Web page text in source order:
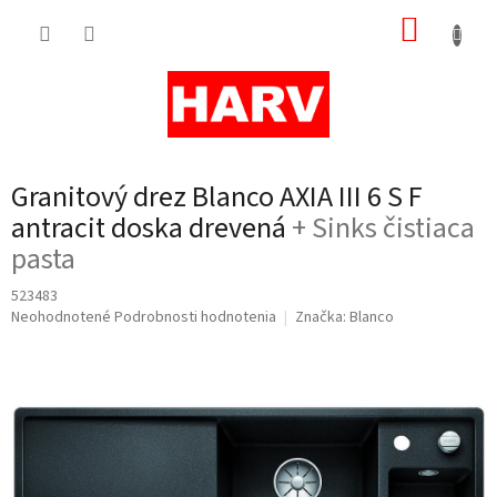
Granitový drez Blanco AXIA III 6 S F
antracit doska drevená + Sinks čistiaca
pasta
523483
Priemerné
Neohodnotené Podrobnosti hodnotenia Značka: Blanco